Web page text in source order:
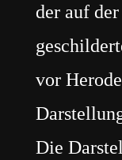
der auf der
vor
Die